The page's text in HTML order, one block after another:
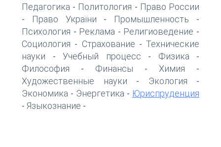
Педагогика - Политология - Право России
- Право України - Промышленность -
Психология - Реклама - Религиоведение -
Социология - Страхование - Технические
науки - Учебный процесс - Физика -
Философия - Финансы - Химия -
Художественные науки - Экология -
Экономика - Энергетика - Юриспруденция
- Языкознание -